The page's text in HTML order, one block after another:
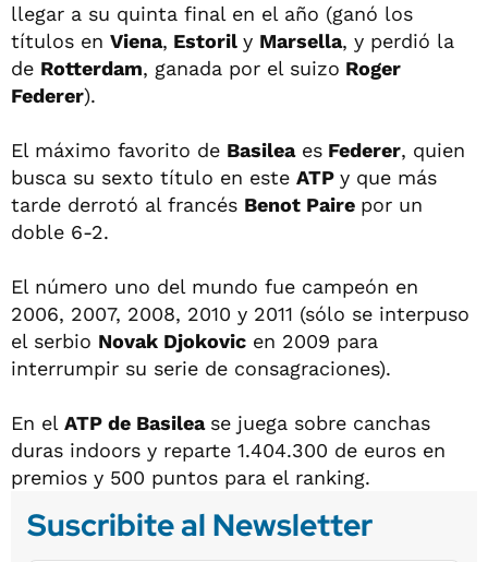
llegar a su quinta final en el año (ganó los
títulos en Viena, Estoril y Marsella, y perdió la
de Rotterdam, ganada por el suizo Roger
Federer).
El máximo favorito de Basileaes Federer, quien
busca su sexto título en este ATP y que más
tarde derrotó al francés Benot Paire por un
doble 6-2.
El número uno del mundo fue campeón en
2006, 2007, 2008, 2010 y 2011 (sólo se interpuso
el serbio Novak Djokovic en 2009 para
interrumpir su serie de consagraciones).
En el ATP de Basilea se juega sobre canchas
duras indoors y reparte 1.404.300 de euros en
premios y 500 puntos para el ranking.
Suscribite al Newsletter